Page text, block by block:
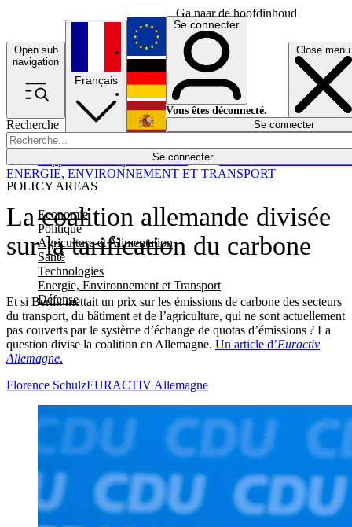
Ga naar de hoofdinhoud
Open sub
navigation
Close menu
Recherche
Se connecter
POLICY AREAS
Economie
Politique
Agriculture et Alimentation
Santé
Technologies
Energie, Environnement et Transport
Défense
Économie
Français
English
Deutsch
Español
Se connecter
Vous êtes déconnecté.
Se connecter
La coalition allemande divisée
sur la tarification du carbone
Et si Berlin mettait un prix sur les émissions de carbone des secteurs
du transport, du bâtiment et de l’agriculture, qui ne sont actuellement
pas couverts par le système d’échange de quotas d’émissions ? La
question divise la coalition en Allemagne. Un article d’Euractiv
Allemagne.
ENERGIE, ENVIRONNEMENT ET TRANSPORT
Florence SchulzEURACTIV Allemagne